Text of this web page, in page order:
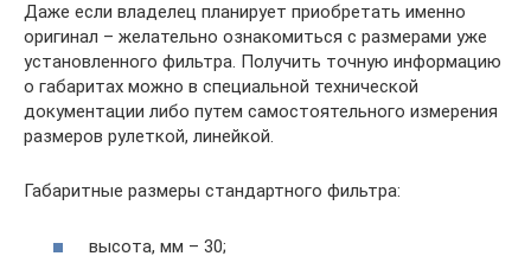
Даже если владелец планирует приобретать именно
оригинал – желательно ознакомиться с размерами уже
установленного фильтра. Получить точную информацию
о габаритах можно в специальной технической
документации либо путем самостоятельного измерения
размеров рулеткой, линейкой.
Габаритные размеры стандартного фильтра:
высота, мм – 30;